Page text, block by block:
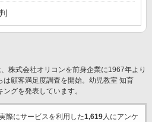
株式会社オリコンを前身企業に1967年より
は顧客満足度調査を開始。幼児教室 知育
グを発表しています。
際にサービスを利用した1,619人にアンケ